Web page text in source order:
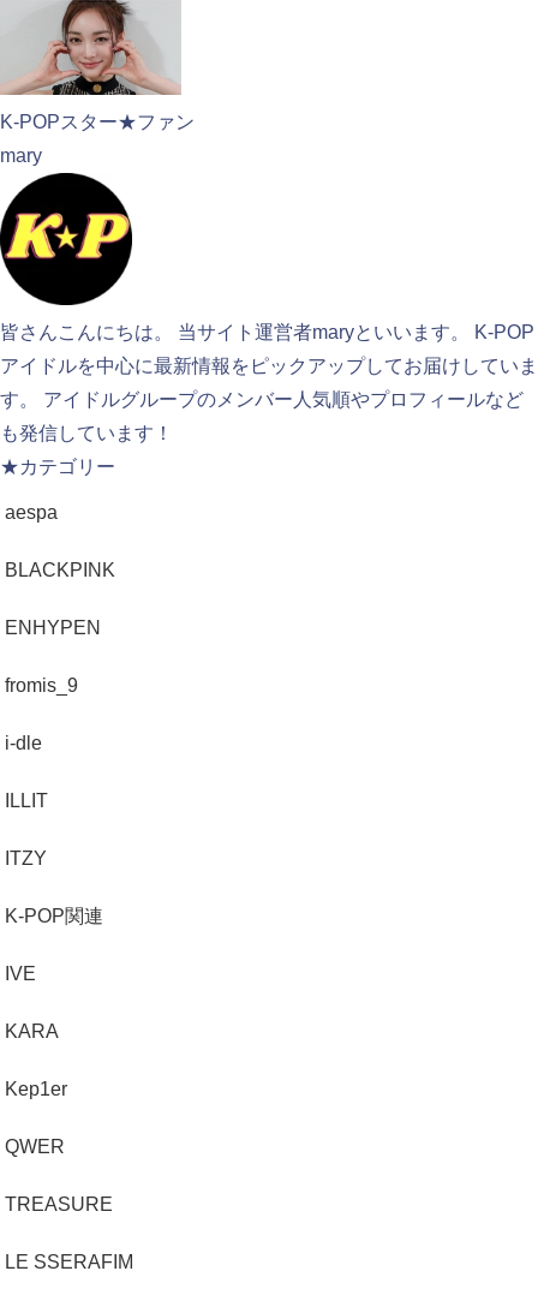
K-POPスター★ファン
mary
皆さんこんにちは。 当サイト運営者maryといいます。 K-POP
アイドルを中心に最新情報をピックアップしてお届けしていま
す。 アイドルグループのメンバー人気順やプロフィールなど
も発信しています！
★カテゴリー
aespa
BLACKPINK
ENHYPEN
fromis_9
i-dle
ILLIT
ITZY
K-POP関連
IVE
KARA
Kep1er
QWER
TREASURE
LE SSERAFIM